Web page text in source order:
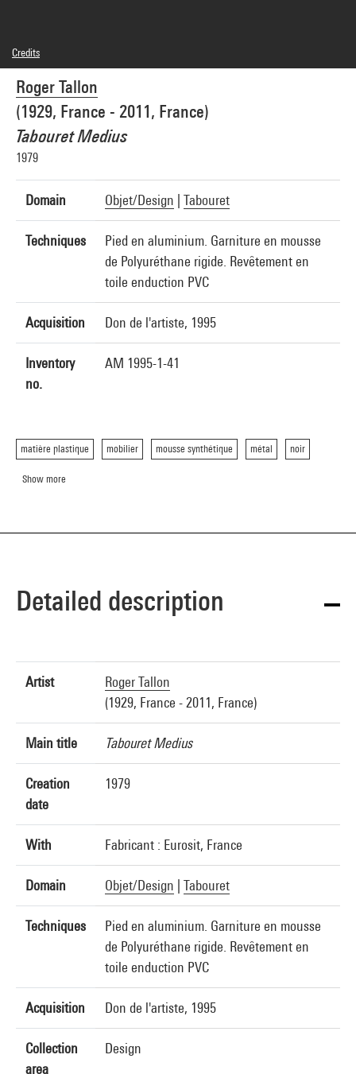
Roger Tallon
(1929, France - 2011, France)
Tabouret Medius
1979
Domain Objet/Design Tabouret
Techniques
Pied en aluminium. Garniture en mousse
de Polyuréthane rigide. Revêtement en
toile enduction PVC
Acquisition Don de l'artiste, 1995
Inventory
no.
AM 1995-1-41
matière plastique mobilier mousse synthétique métal noir
Show more
Credits
© Adagp, Paris
Photo credits : Centre Pompidou, MNAM-CCI/Jean-Claude Planchet/Dist.
GrandPalaisRmn
Image reference : 4R02406 [1995 CX 6049]
Detailed description
Artist
Roger Tallon
(1929, France - 2011, France)
Main title Tabouret Medius
Creation
date
1979
With Fabricant : Eurosit, France
Domain Objet/Design Tabouret
Techniques
Pied en aluminium. Garniture en mousse
de Polyuréthane rigide. Revêtement en
toile enduction PVC
Acquisition Don de l'artiste, 1995
Collection
area
Design